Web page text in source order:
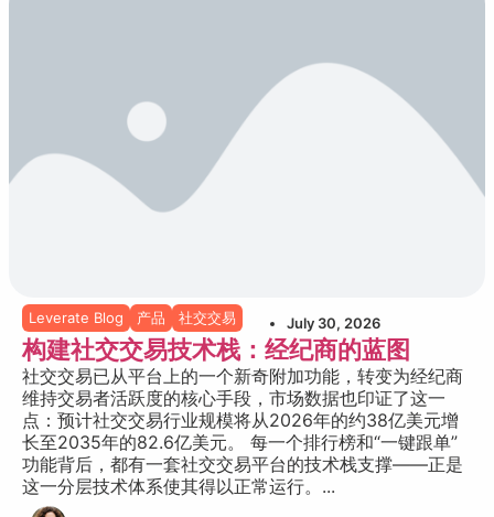
Leverate Blog 产品 社交交易 July 30, 2026
构建社交交易技术栈：经纪商的蓝图
社交交易已从平台上的一个新奇附加功能，转变为经纪商
维持交易者活跃度的核心手段，市场数据也印证了这一
点：预计社交交易行业规模将从2026年的约38亿美元增
长至2035年的82.6亿美元。 每一个排行榜和“一键跟单”
功能背后，都有一套社交交易平台的技术栈支撑——正是
这一分层技术体系使其得以正常运行。...